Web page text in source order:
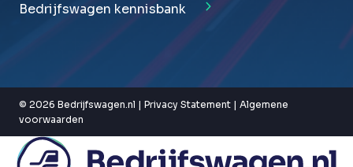
Bedrijfswagen kennisbank
© 2026 Bedrijfswagen.nl | Privacy Statement | Algemene
voorwaarden